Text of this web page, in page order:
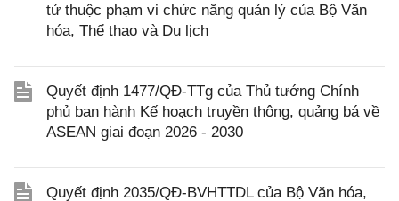
tử thuộc phạm vi chức năng quản lý của Bộ Văn
hóa, Thể thao và Du lịch
Quyết định 1477/QĐ-TTg của Thủ tướng Chính
phủ ban hành Kế hoạch truyền thông, quảng bá về
ASEAN giai đoạn 2026 - 2030
Quyết định 2035/QĐ-BVHTTDL của Bộ Văn hóa,